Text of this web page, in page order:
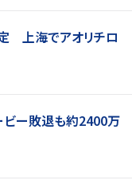
上海でアオリチロ
ビー敗退も約2400万